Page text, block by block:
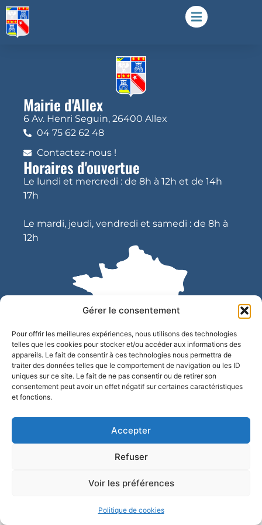
Gérer le consentement
Pour offrir les meilleures expériences, nous utilisons des technologies
telles que les cookies pour stocker et/ou accéder aux informations des
appareils. Le fait de consentir à ces technologies nous permettra de
traiter des données telles que le comportement de navigation ou les ID
uniques sur ce site. Le fait de ne pas consentir ou de retirer son
consentement peut avoir un effet négatif sur certaines caractéristiques
et fonctions.
Accepter
Refuser
Voir les préférences
Politique de cookies
Mairie d'Allex
6 Av. Henri Seguin, 26400 Allex
04 75 62 62 48
Contactez-nous !
Horaires d'ouvertue
Le lundi et mercredi : de 8h à 12h et de 14h
17h
Le mardi, jeudi, vendredi et samedi : de 8h à
12h
AccessibilitéConfidentialitéMentions légales
Plan du site